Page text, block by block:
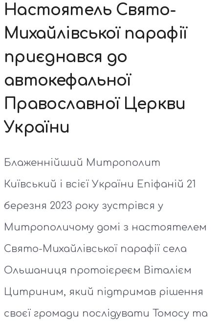
Настоятель Свято-
Михайлівської парафії
приєднався до
автокефальної
Православної Церкви
України
Блаженнійший Митрополит
Київський і всієї України Епіфаній 21
березня 2023 року зустрівся у
Митрополичому домі з настоятелем
Свято-Михайлівської парафії села
Ольшаниця протоієреєм Віталієм
Цитриним, який підтримав рішення
своєї громади послідувати Томосу та